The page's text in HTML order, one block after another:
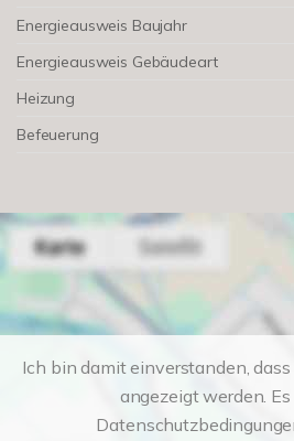
Energieausweis Baujahr
Energieausweis Gebäudeart
Heizung
Befeuerung
Ich bin damit einverstanden,
angezeigt werden.